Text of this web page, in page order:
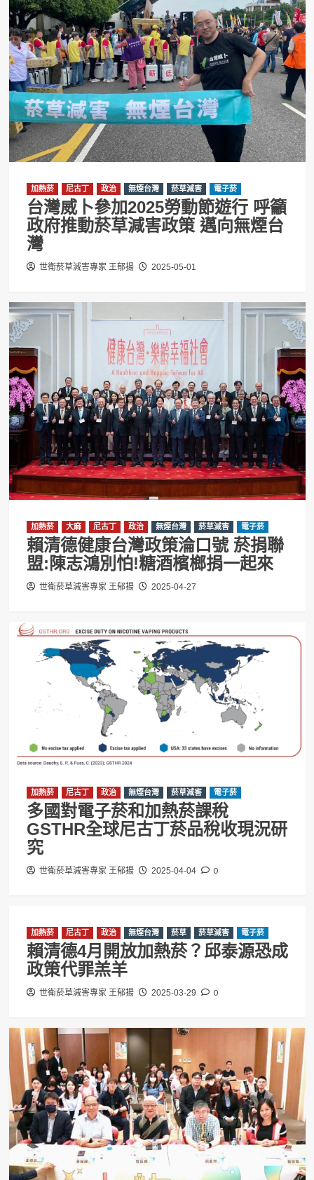
加熱菸 尼古丁 政治 無煙台灣 菸草減害 電子菸
台灣威卜參加2025勞動節遊行 呼籲
政府推動菸草減害政策 邁向無煙台
灣
世衛菸草減害專家 王郁揚 2025-05-01
加熱菸 大麻 尼古丁 政治 無煙台灣 菸草減害 電子菸
賴清德健康台灣政策淪口號 菸捐聯
盟:陳志鴻別怕!糖酒檳榔捐一起來
世衛菸草減害專家 王郁揚 2025-04-27
加熱菸 尼古丁 政治 無煙台灣 菸草減害 電子菸
多國對電子菸和加熱菸課稅
GSTHR全球尼古丁菸品稅收現況研
究
世衛菸草減害專家 王郁揚 2025-04-04 0
加熱菸 尼古丁 政治 無煙台灣 菸草 菸草減害 電子菸
賴清德4月開放加熱菸？邱泰源恐成
政策代罪羔羊
世衛菸草減害專家 王郁揚 2025-03-29 0